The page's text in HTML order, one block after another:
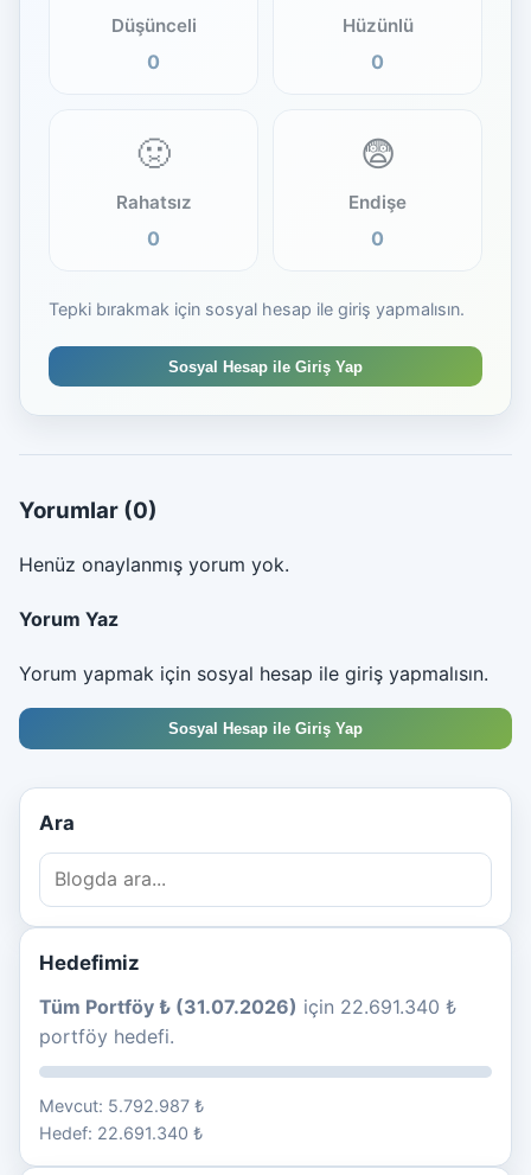
Düşünceli
0
Hüzünlü
0
🤢
Rahatsız
0
😨
Endişe
0
Tepki bırakmak için sosyal hesap ile giriş yapmalısın.
Sosyal Hesap ile Giriş Yap
Yorumlar (0)
Henüz onaylanmış yorum yok.
Yorum Yaz
Yorum yapmak için sosyal hesap ile giriş yapmalısın.
Sosyal Hesap ile Giriş Yap
Ara
Hedefimiz
Tüm Portföy ₺ (31.07.2026) için 22.691.340 ₺
portföy hedefi.
Mevcut: 5.792.987 ₺
Hedef: 22.691.340 ₺